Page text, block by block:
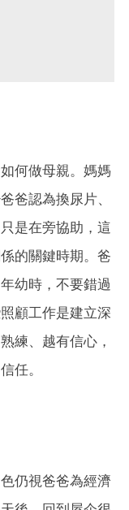
何做母親。媽媽
爸認為換尿片、
是在旁協助，這
的關鍵時期。爸
幼時，不要錯過
顧工作是建立深
練、越有信心，
任。
仍視爸爸為經濟